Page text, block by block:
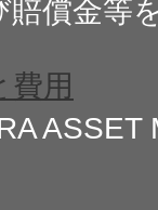
償金等
費用